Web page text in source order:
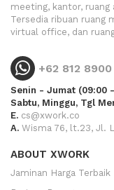
meeting, kantor, ruang
Tersedia ribuan ruang
virtual office, dan
+62 812
Senin - Jumat (09:00
Sabtu, Minggu, Tgl
E. cs@xwork.co
A. Wisma 76, lt.23, Jl.
ABOUT XWORK
Jaminan Harga Terbaik